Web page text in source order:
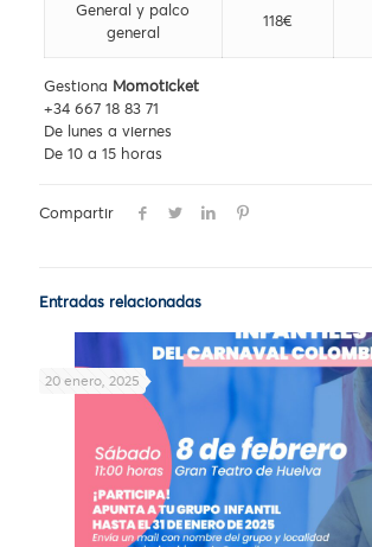
General y palco
general
118€
Gestiona Momoticket
+34 667 18 83 71
De lunes a viernes
De 10 a 15 horas
Compartir
Entradas relacionadas
20 enero, 2025